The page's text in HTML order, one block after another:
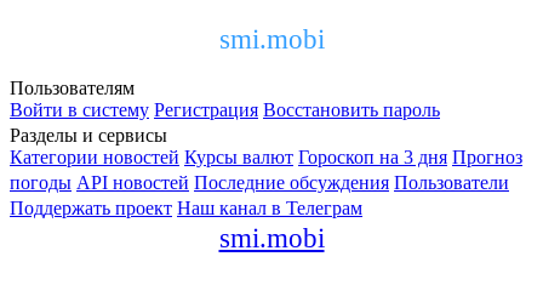
smi.mobi
Пользователям
Войти в систему Регистрация Восстановить пароль
Разделы и сервисы
Категории новостей Курсы валют Гороскоп на 3 дня Прогноз
погоды API новостей Последние обсуждения Пользователи
Поддержать проект Наш канал в Телеграм
smi.mobi